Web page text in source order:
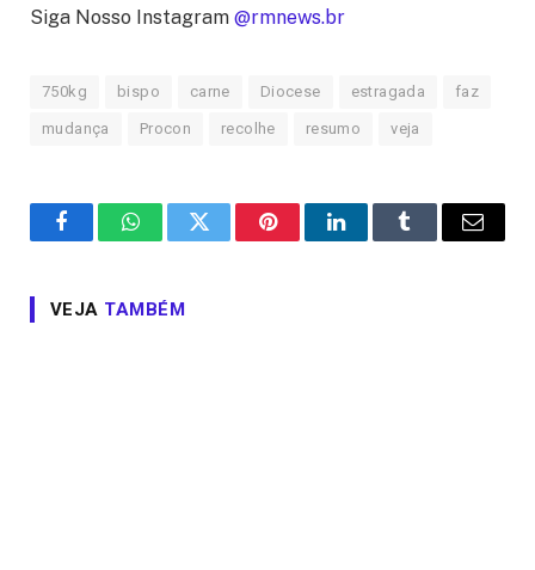
Siga Nosso Instagram @rmnews.br
750kg bispo carne Diocese estragada faz
mudança Procon recolhe resumo veja
FacebookWhatsAppTwitter PinterestLinkedInTumblr Email
VEJA TAMBÉM